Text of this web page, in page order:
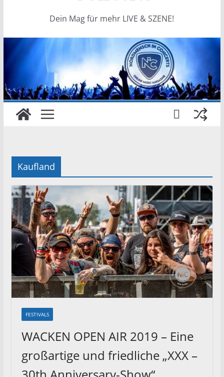
Dein Mag für mehr LIVE & SZENE!
Kaufland
FESTIVALS
WACKEN OPEN AIR 2019 – Eine
großartige und friedliche „XXX –